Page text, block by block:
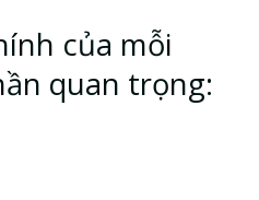
của mỗi
quan trọng: